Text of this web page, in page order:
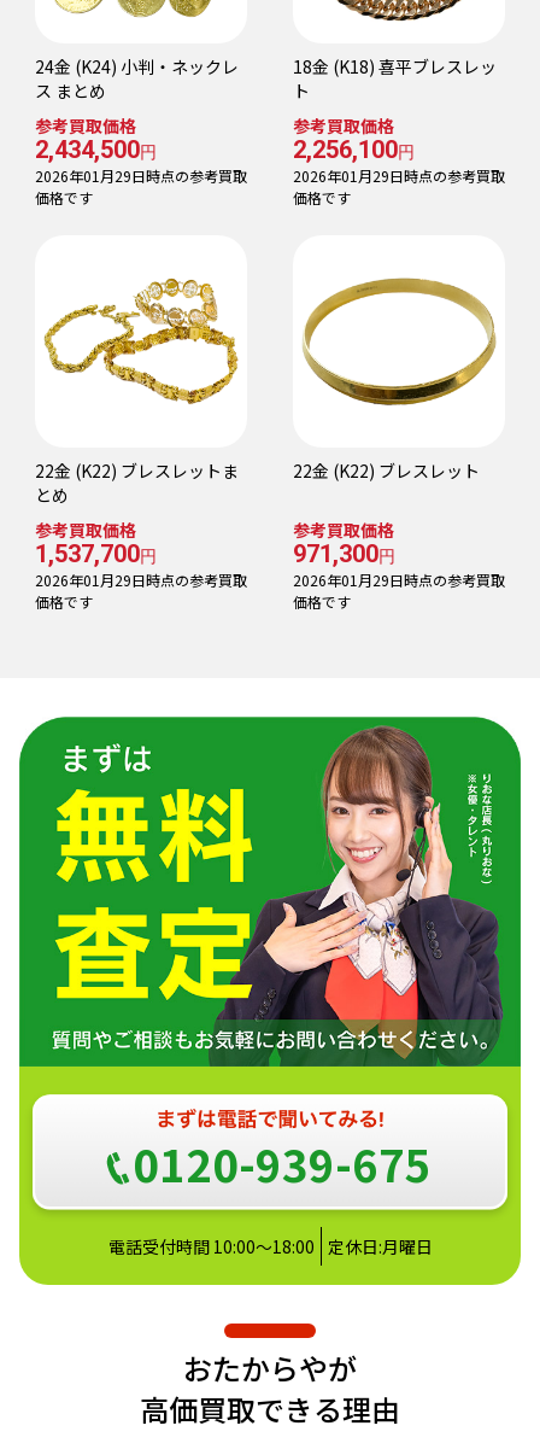
24金 (K24) 小判・ネックレ
ス まとめ
参考買取価格
2,434,500円
2026年01月29日時点の参考買取
価格です
18金 (K18) 喜平ブレスレッ
ト
参考買取価格
2,256,100円
2026年01月29日時点の参考買取
価格です
22金 (K22) ブレスレットま
とめ
参考買取価格
1,537,700円
2026年01月29日時点の参考買取
価格です
22金 (K22) ブレスレット
参考買取価格
971,300円
2026年01月29日時点の参考買取
価格です
0120-939-675
電話受付時間 10:00～18:00 定休日:月曜日
おたからやが
高価買取できる理由